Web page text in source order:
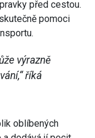
před cestou.
pomoci
výrazně
říká
oblíbených